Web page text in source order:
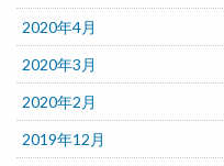
2020年4月
2020年3月
2020年2月
2019年12月